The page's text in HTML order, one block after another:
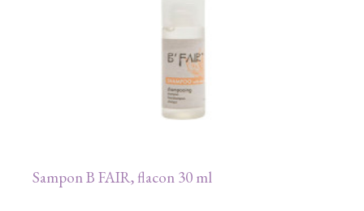
Sampon B FAIR, flacon 30 ml